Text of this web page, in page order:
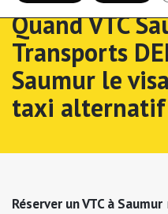
Quand VTC
Transports
Saumur le
taxi alternatif
Réserver un VTC à Saumur